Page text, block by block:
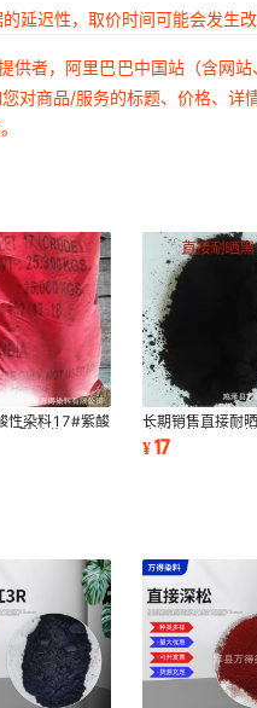
延迟性，取价时间可能会发生
供者，阿里巴巴中国站（含
对商品/服务的标题、价格、
性染料17#紫酸
酸性紫4BNS
纶等
长期销售直接耐
麻纤维染色建筑
香木材专用染0
¥17